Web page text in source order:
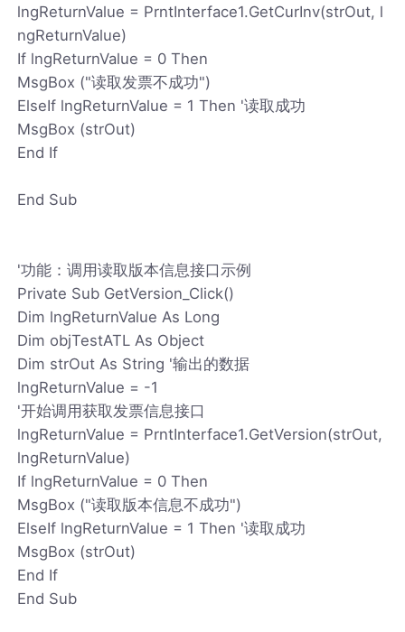
lngReturnValue = PrntInterface1.GetCurInv(strOut, l
ngReturnValue)
If lngReturnValue = 0 Then
MsgBox ("读取发票不成功")
ElseIf lngReturnValue = 1 Then '读取成功
MsgBox (strOut)
End If
End Sub
'功能：调用读取版本信息接口示例
Private Sub GetVersion_Click()
Dim lngReturnValue As Long
Dim objTestATL As Object
Dim strOut As String '输出的数据
lngReturnValue = -1
'开始调用获取发票信息接口
lngReturnValue = PrntInterface1.GetVersion(strOut,
lngReturnValue)
If lngReturnValue = 0 Then
MsgBox ("读取版本信息不成功")
ElseIf lngReturnValue = 1 Then '读取成功
MsgBox (strOut)
End If
End Sub